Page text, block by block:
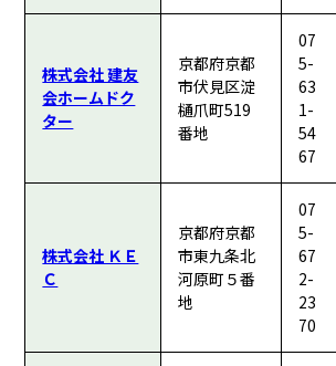
株式会社 建友
会ホームドク
ター
京都府京都
市伏見区淀
樋爪町519
番地
07
5-
63
1-
54
67
株式会社 ＫＥ
Ｃ
京都府京都
市東九条北
河原町５番
地
07
5-
67
2-
23
70